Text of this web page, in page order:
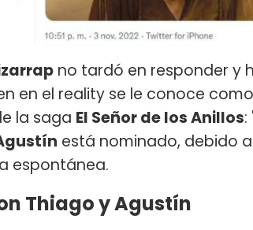
no tardó en responder y
en el reality se le conoce
la saga El Señor de los Anillos:
está nominado, debido
espontánea.
Thiago y Agustín